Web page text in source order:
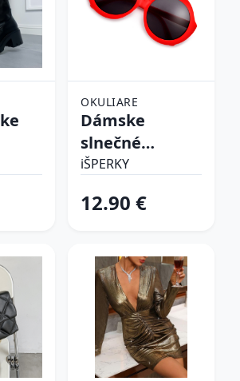
OKULIARE
Dámske
slnečné
okuliare
iŠPERKY
12.90 €